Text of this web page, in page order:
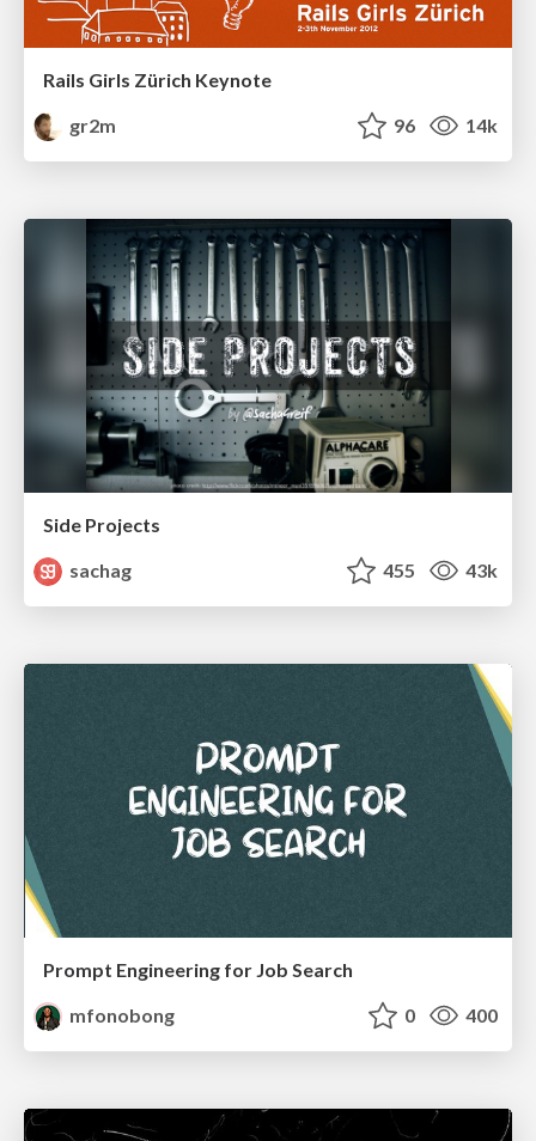
Rails Girls Zürich Keynote
gr2m
96 14k
Side Projects
sachag
455 43k
Prompt Engineering for Job Search
mfonobong
0 400